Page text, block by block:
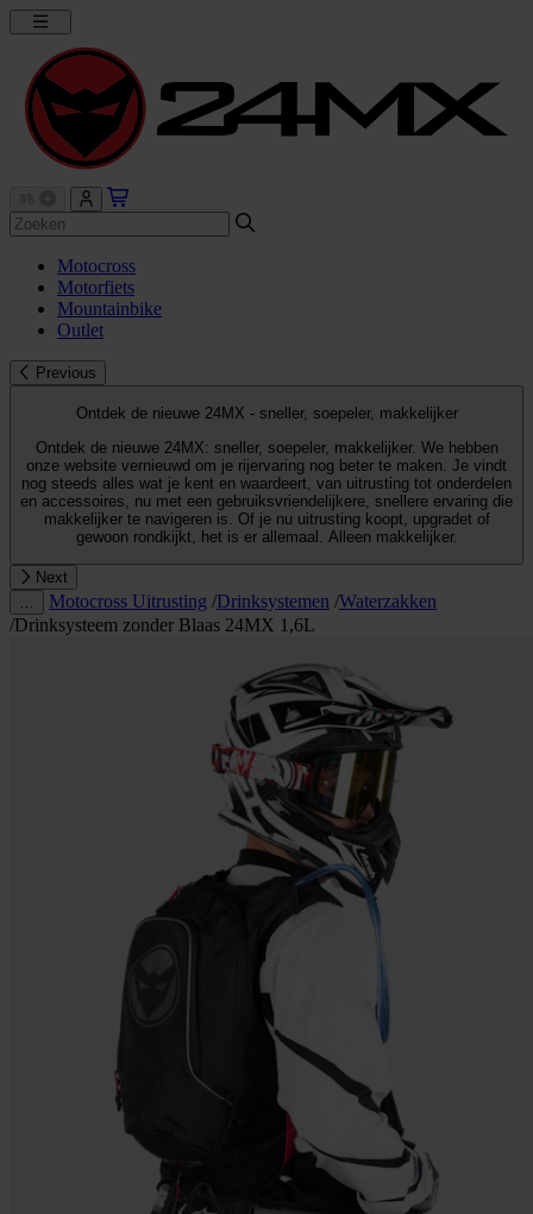
Motocross
Motorfiets
Mountainbike
Outlet
Previous
Ontdek de nieuwe 24MX - sneller, soepeler, makkelijker
Ontdek de nieuwe 24MX: sneller, soepeler, makkelijker. We hebben
onze website vernieuwd om je rijervaring nog beter te maken. Je vindt
nog steeds alles wat je kent en waardeert, van uitrusting tot onderdelen
en accessoires, nu met een gebruiksvriendelijkere, snellere ervaring die
makkelijker te navigeren is. Of je nu uitrusting koopt, upgradet of
gewoon rondkijkt, het is er allemaal. Alleen makkelijker.
Next
Motocross Uitrusting /Drinksystemen /Waterzakken
/Drinksysteem zonder Blaas 24MX 1,6L